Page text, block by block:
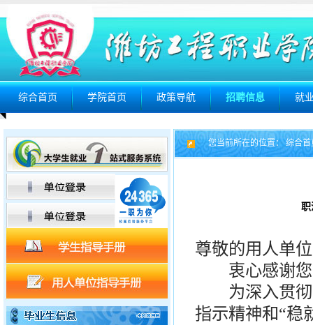
综合首页 学院首页 政策导航 招聘信息 就
您当前所在的位置：综合首
职
尊敬的用人单
衷心感谢您
为深入贯彻
指示精神和“稳